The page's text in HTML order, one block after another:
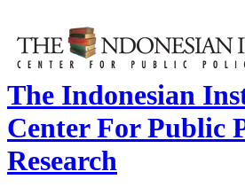
The Indonesian
Center For Public
Research